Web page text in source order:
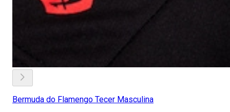
Bermuda do Flamengo Tecer Masculina